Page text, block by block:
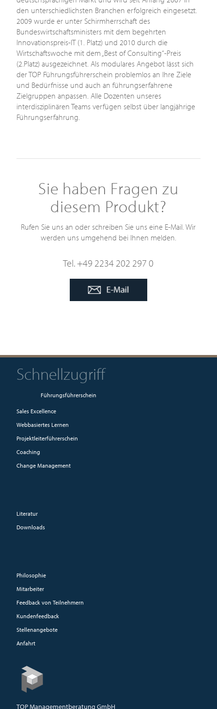
den unterschiedlichsten Branchen erfolgreich eingesetzt.
2009 wurde er unter Schirmherrschaft des
Bundeswirtschaftsministers mit dem begehrten
Innovationspreis-IT (1. Platz) und 2010 durch die
Wirtschaftswoche mit dem „Best of Consulting“-Preis
(2.Platz) ausgezeichnet. Als modulares Angebot lässt sich
der TOP Führungsführerschein problemlos an Ihre Ziele
und Bedürfnisse und auch an führungserfahrene
Zielgruppen anpassen. Alle Dozenten unseres
interdisziplinären Teams verfügen selbst über langjährige
Führungserfahrung.
Sie haben Fragen zu
diesem Produkt?
Rufen Sie uns an oder schreiben Sie uns eine E-Mail. Wir
werden uns umgehend bei Ihnen melden.
Tel. +49 2234 202 297 0
Schnellzugriff
Führungsführerschein
Sales Excellence
Webbasiertes Lernen
Projektleiterführerschein
Coaching
Change Management
Literatur
Downloads
Philosophie
Mitarbeiter
Feedback von Teilnehmern
Kundenfeedback
Stellenangebote
Anfahrt
TOP Managementberatung GmbH